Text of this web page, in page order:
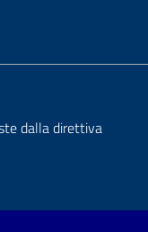
dalla direttiva